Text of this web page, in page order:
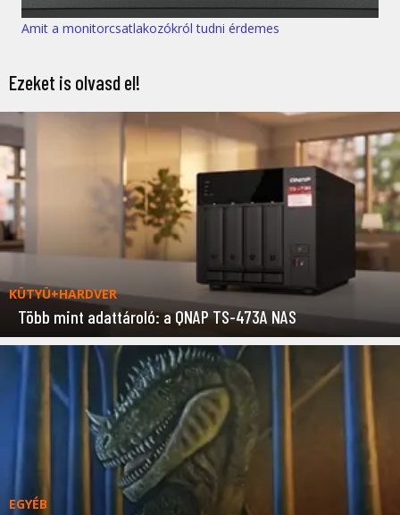
Amit a monitorcsatlakozókról tudni érdemes
Ezeket is olvasd el!
KÜTYÜ+HARDVER
Több mint adattároló: a QNAP TS-473A NAS
EGYÉB